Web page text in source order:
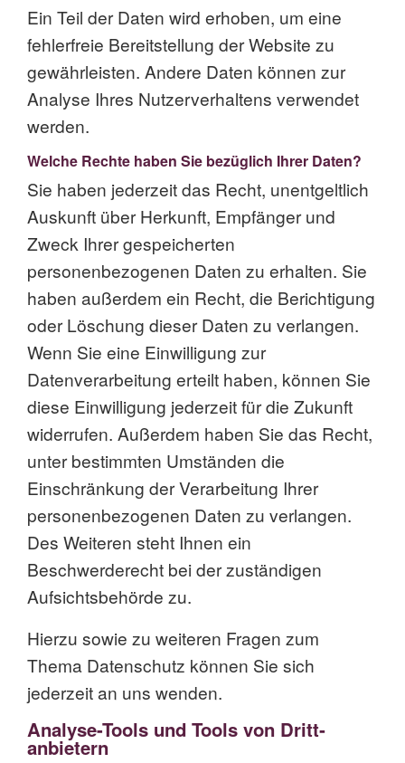
Ein Teil der Daten wird erhoben, um eine
fehlerfreie Bereitstellung der Website zu
gewährleisten. Andere Daten können zur
Analyse Ihres Nutzerverhaltens verwendet
werden.
Welche Rechte haben Sie bezüglich Ihrer Daten?
Sie haben jederzeit das Recht, unentgeltlich
Auskunft über Herkunft, Empfänger und
Zweck Ihrer gespeicherten
personenbezogenen Daten zu erhalten. Sie
haben außerdem ein Recht, die Berichtigung
oder Löschung dieser Daten zu verlangen.
Wenn Sie eine Einwilligung zur
Datenverarbeitung erteilt haben, können Sie
diese Einwilligung jederzeit für die Zukunft
widerrufen. Außerdem haben Sie das Recht,
unter bestimmten Umständen die
Einschränkung der Verarbeitung Ihrer
personenbezogenen Daten zu verlangen.
Des Weiteren steht Ihnen ein
Beschwerderecht bei der zuständigen
Aufsichtsbehörde zu.
Hierzu sowie zu weiteren Fragen zum
Thema Datenschutz können Sie sich
jederzeit an uns wenden.
Analyse-Tools und Tools von Dritt­
anbietern